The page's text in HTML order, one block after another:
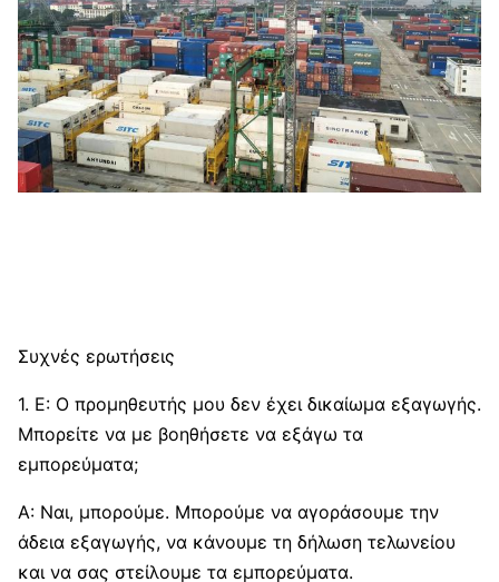
Συχνές ερωτήσεις
1. Ε: Ο προμηθευτής μου δεν έχει δικαίωμα εξαγωγής.
Μπορείτε να με βοηθήσετε να εξάγω τα
εμπορεύματα;
Α: Ναι, μπορούμε. Μπορούμε να αγοράσουμε την
άδεια εξαγωγής, να κάνουμε τη δήλωση τελωνείου
και να σας στείλουμε τα εμπορεύματα.